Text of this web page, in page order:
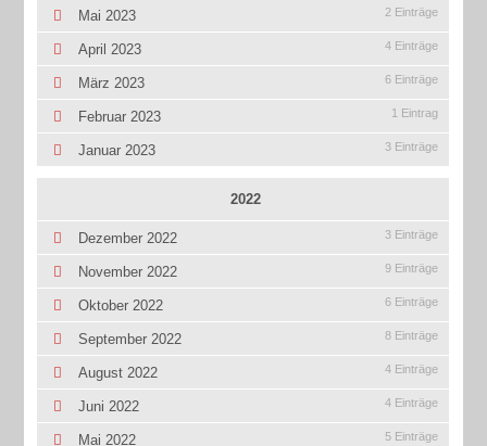
Mai 2023 2 Einträge
April 2023 4 Einträge
März 2023 6 Einträge
Februar 2023 1 Eintrag
Januar 2023 3 Einträge
2022
Dezember 2022 3 Einträge
November 2022 9 Einträge
Oktober 2022 6 Einträge
September 2022 8 Einträge
August 2022 4 Einträge
Juni 2022 4 Einträge
Mai 2022 5 Einträge